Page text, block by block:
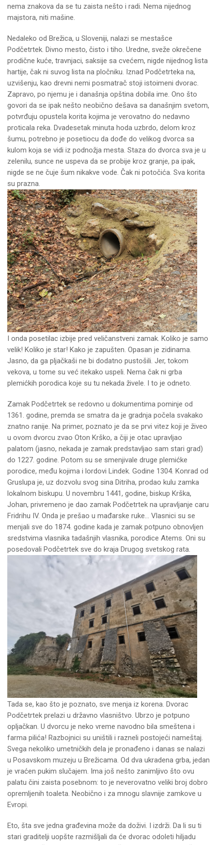
nema znakova da se tu zaista nešto i radi. Nema nijednog
majstora, niti mašine.
Nedaleko od Brežica, u Sloveniji, nalazi se mestašce
Podčetrtek. Divno mesto, čisto i tiho. Uredne, sveže okrečene
prodične kuće, travnjaci, saksije sa cvećem, nigde nijednog lista
hartije, čak ni suvog lista na pločniku. Iznad Podčetrteka na,
uzvišenju, kao drevni nemi posmatrač stoji istoimeni dvorac.
Zapravo, po njemu je i današnja opština dobila ime. Ono što
govori da se ipak nešto neobično dešava sa današnjim svetom,
potvrđuju opustela korita kojima je verovatno do nedavno
proticala reka. Dvadesetak minuta hoda uzbrdo, delom kroz
šumu, potrebno je posetiocu da dođe do velikog dvorca sa
kulom koja se vidi iz podnožja mesta. Staza do dvorca sva je u
zelenilu, sunce ne uspeva da se probije kroz granje, pa ipak,
nigde se ne čuje šum nikakve vode. Čak ni potočića. Sva korita
su prazna.
I onda posetilac izbije pred veličanstveni zamak. Koliko je samo
velik! Koliko je star! Kako je zapušten. Opasan je zidinama.
Jasno, da ga pljačkaši ne bi dodatno pustošili. Jer, tokom
vekova, u tome su već itekako uspeli. Nema čak ni grba
plemićkih porodica koje su tu nekada živele. I to je odneto.
Zamak Podčetrtek se redovno u dokumentima pominje od
1361. godine, premda se smatra da je gradnja počela svakako
znatno ranije. Na primer, poznato je da se prvi vitez koji je živeo
u ovom dvorcu zvao Oton Krško, a čiji je otac upravljao
palatom (jasno, nekada je zamak predstavljao sam stari grad)
do 1227. godine. Potom su se smenjivale druge plemićke
porodice, među kojima i lordovi Lindek. Godine 1304. Konrad od
Gruslupa je, uz dozvolu svog sina Ditriha, prodao kulu zamka
lokalnom biskupu. U novembru 1441, godine, biskup Krška,
Johan, privremeno je dao zamak Podčetrtek na upravljanje caru
Fridrihu IV. Onda je prešao u mađarske ruke… Vlasnici su se
menjali sve do 1874. godine kada je zamak potpuno obnovljen
sredstvima vlasnika tadašnjih vlasnika, porodice Atems. Oni su
posedovali Podčetrtek sve do kraja Drugog svetskog rata.
Tada se, kao što je poznato, sve menja iz korena. Dvorac
Podčetrtek prelazi u državno vlasništvo. Ubrzo je potpuno
opljačkan. U dvorcu je neko vreme navodno bila smeštena i
farma pilića! Razbojnici su uništili i razneli postojeći nameštaj.
Svega nekoliko umetničkih dela je pronađeno i danas se nalazi
u Posavskom muzeju u Brežicama. Od dva ukradena grba, jedan
je vraćen pukim slučajem. Ima još nešto zanimljivo što ovu
palatu čini zaista posebnom: to je neverovatno veliki broj dobro
opremljenih toaleta. Neobično i za mnogu slavnije zamkove u
Evropi.
Eto, šta sve jedna građevina može da doživi. I izdrži. Da li su ti
stari graditelji uopšte razmišljali da će dvorac odoleti hiljadu